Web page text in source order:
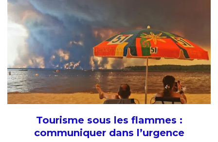
Tourisme sous les flammes :
communiquer dans l’urgence